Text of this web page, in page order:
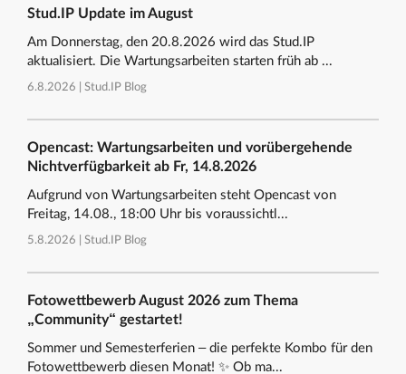
Stud.IP Update im August
Am Donnerstag, den 20.8.2026 wird das Stud.IP
aktualisiert. Die Wartungsarbeiten starten früh ab ...
6.8.2026 | Stud.IP Blog
Opencast: Wartungsarbeiten und vorübergehende
Nichtverfügbarkeit ab Fr, 14.8.2026
Aufgrund von Wartungsarbeiten steht Opencast von
Freitag, 14.08., 18:00 Uhr bis voraussichtl...
5.8.2026 | Stud.IP Blog
Fotowettbewerb August 2026 zum Thema
„Community“ gestartet!
Sommer und Semesterferien – die perfekte Kombo für den
Fotowettbewerb diesen Monat! ✨ Ob ma...